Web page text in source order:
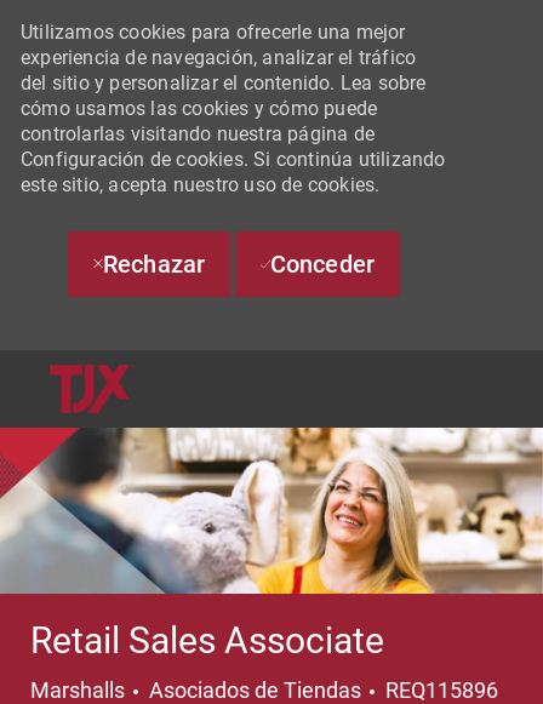
Utilizamos cookies para ofrecerle una mejor
experiencia de navegación, analizar el tráfico
del sitio y personalizar el contenido. Lea sobre
cómo usamos las cookies y cómo puede
controlarlas visitando nuestra página de
Configuración de cookies. Si continúa utilizando
este sitio, acepta nuestro uso de cookies.
Rechazar Conceder
Retail Sales Associate
Marshalls Categoría
Asociados de Tiendas
REQ115896